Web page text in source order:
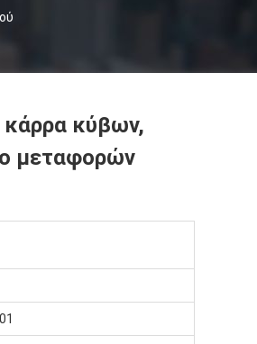
κάρρα κύβων,
μεταφορών